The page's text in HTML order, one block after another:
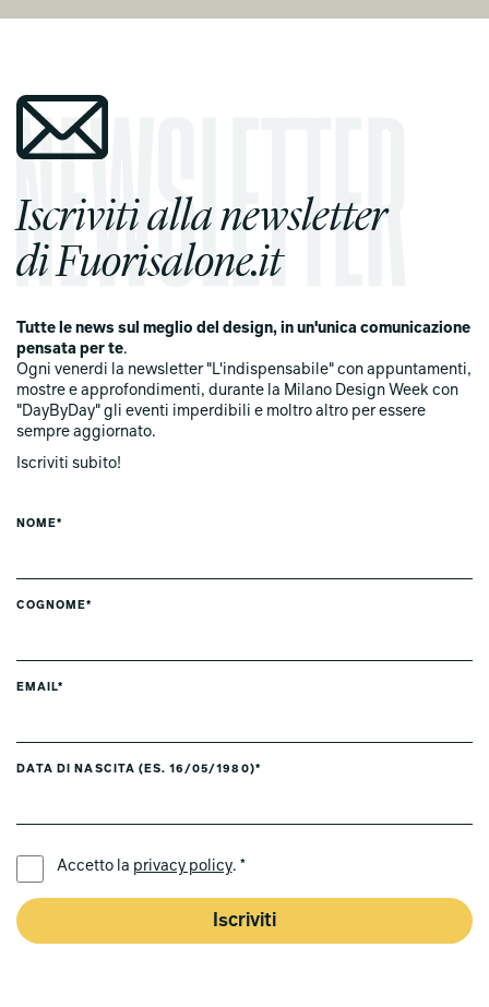
Iscriviti alla newsletter
di Fuorisalone.it
Tutte le news sul meglio del design, in un'unica comunicazione
pensata per te.
Ogni venerdi la newsletter "L'indispensabile" con appuntamenti,
mostre e approfondimenti, durante la Milano Design Week con
"DayByDay" gli eventi imperdibili e moltro altro per essere
sempre aggiornato.
Iscriviti subito!
NOME*
COGNOME*
EMAIL*
DATA DI NASCITA (ES. 16/05/1980)*
Accetto la privacy policy. *
Iscriviti